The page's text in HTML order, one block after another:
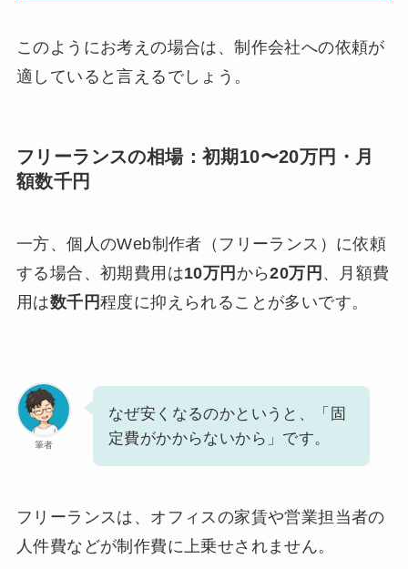
このようにお考えの場合は、制作会社への依頼が
適していると言えるでしょう。
フリーランスの相場：初期10〜20万円・月
額数千円
一方、個人のWeb制作者（フリーランス）に依頼
する場合、初期費用は10万円 から20万円 、月額費
用は数千円程度に抑えられることが多いです。
筆者
なぜ安くなるのかというと、「固
定費がかからないから」です。
フリーランスは、オフィスの家賃や営業担当者の
人件費などが制作費に上乗せされません。